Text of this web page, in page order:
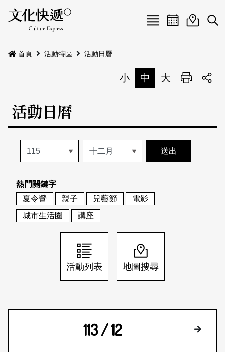
Menu
最新公告
本期專題
歷史專題
活動特區
活動列表
地圖搜尋
關於我們
關於我們
刊物索取地點
會員基本資料
刊登活動
網站導覽 English
日本語 登入/註冊
活動日曆活動地圖
展
:::
首頁
活動特區 活動日曆
小 中 大 列印
活動日曆
熱門關鍵字
夏令營
親子 兒藝節
電影
城市生活圈
講座
活動列表 地圖搜尋
113 / 12 下個月